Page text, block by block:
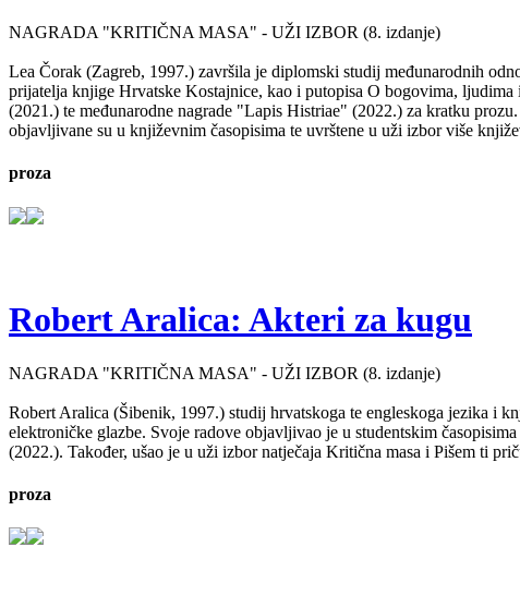
NAGRADA "KRITIČNA MASA" - UŽI IZBOR (8. izdanje)
Lea Čorak (Zagreb, 1997.) završila je diplomski studij međunarodnih
prijatelja knjige Hrvatske Kostajnice, kao i putopisa O bogovima,
(2021.) te međunarodne nagrade "Lapis Histriae" (2022.) za kratku
objavljivane su u književnim časopisima te uvrštene u uži izbor više
proza
Robert Aralica: Akteri za kugu
NAGRADA "KRITIČNA MASA" - UŽI IZBOR (8. izdanje)
Robert Aralica (Šibenik, 1997.) studij hrvatskoga te engleskoga jezika i
elektroničke glazbe. Svoje radove objavljivao je u studentskim
(2022.). Također, ušao je u uži izbor natječaja Kritična masa i Pišem ti
proza